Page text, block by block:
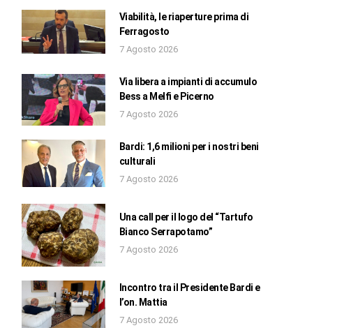
Viabilità, le riaperture prima di
Ferragosto
7 Agosto 2026
Via libera a impianti di accumulo
Bess a Melfi e Picerno
7 Agosto 2026
Bardi: 1,6 milioni per i nostri beni
culturali
7 Agosto 2026
Una call per il logo del “Tartufo
Bianco Serrapotamo”
7 Agosto 2026
Incontro tra il Presidente Bardi e
l’on. Mattia
7 Agosto 2026